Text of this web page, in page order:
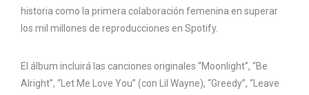
historia como la primera colaboración femenina en superar
los mil millones de reproducciones en Spotify.
El álbum incluirá las canciones originales “Moonlight”, “Be
Alright”, “Let Me Love You” (con Lil Wayne), “Greedy”, “Leave